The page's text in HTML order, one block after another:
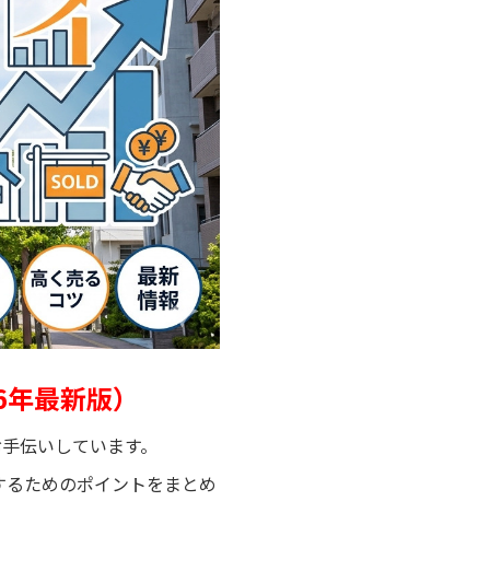
最新版）
伝いしています。
ためのポイントをまとめ